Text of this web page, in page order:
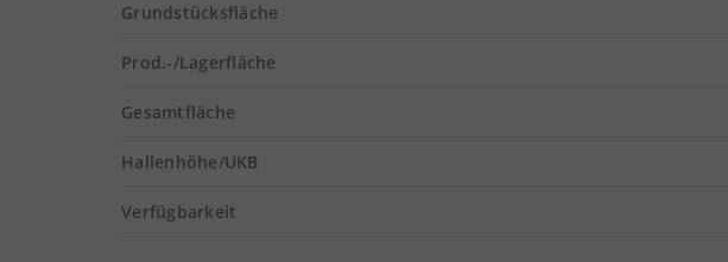
Grundstücksfläche
Prod.-/Lagerfläche
Gesamtfläche
Hallenhöhe/UKB
Verfügbarkeit